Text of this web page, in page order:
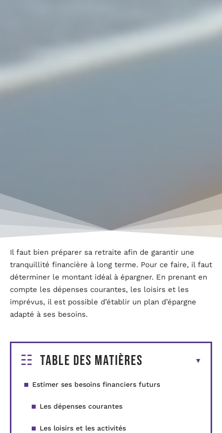
Il faut bien préparer sa retraite afin de garantir une
tranquillité financière à long terme. Pour ce faire, il faut
déterminer le montant idéal à épargner. En prenant en
compte les dépenses courantes, les loisirs et les
imprévus, il est possible d’établir un plan d’épargne
adapté à ses besoins.
Table des matières
Estimer ses besoins financiers futurs
Les dépenses courantes
Les loisirs et les activités